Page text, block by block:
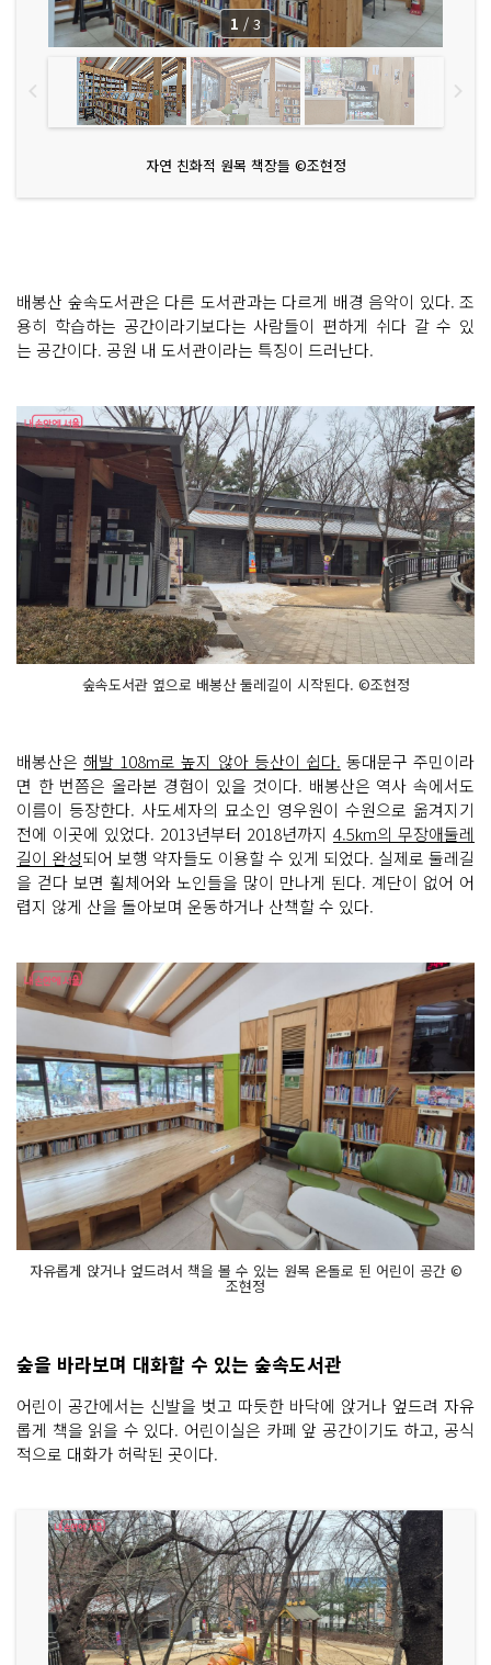
자연 친화적 원목 책장들 ©조현정
1 / 3
배봉산 숲속도서관은 다른 도서관과는 다르게 배경 음악이 있다. 조
용히 학습하는 공간이라기보다는 사람들이 편하게 쉬다 갈 수 있
는 공간이다. 공원 내 도서관이라는 특징이 드러난다.
숲속도서관 옆으로 배봉산 둘레길이 시작된다. ©조현정
배봉산은 해발 108m로 높지 않아 등산이 쉽다. 동대문구 주민이라
면 한 번쯤은 올라본 경험이 있을 것이다. 배봉산은 역사 속에서도
이름이 등장한다. 사도세자의 묘소인 영우원이 수원으로 옮겨지기
전에 이곳에 있었다. 2013년부터 2018년까지 4.5km의 무장애둘레
길이 완성되어 보행 약자들도 이용할 수 있게 되었다. 실제로 둘레길
을 걷다 보면 휠체어와 노인들을 많이 만나게 된다. 계단이 없어 어
렵지 않게 산을 돌아보며 운동하거나 산책할 수 있다.
자유롭게 앉거나 엎드려서 책을 볼 수 있는 원목 온돌로 된 어린이 공간 ©
조현정
숲을 바라보며 대화할 수 있는 숲속도서관
어린이 공간에서는 신발을 벗고 따듯한 바닥에 앉거나 엎드려 자유
롭게 책을 읽을 수 있다. 어린이실은 카페 앞 공간이기도 하고, 공식
적으로 대화가 허락된 곳이다.